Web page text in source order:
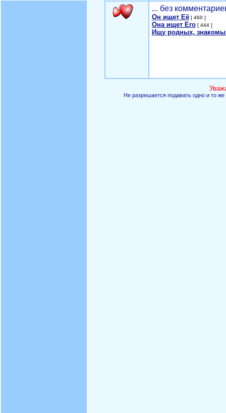
... без
Он ищет Её[ 460 ]
Она ищет Его[ 444 ]
Ищу родных,
Не разрешается подавать одно и то